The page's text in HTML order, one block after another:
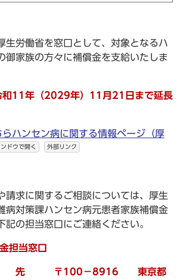
生労働省を窓口として、対象となるハ
御家族の方々に補償金を支給いたしま
和11年（2029年）11月21日まで延長
らハンセン病に関する情報ページ（厚
ドウで開く 外部リンク
請求に関するご相談については、厚生
病対策課ハンセン病元患者家族補償金
記の担当窓口にご連絡ください。
担当窓口
100－8916 東京都